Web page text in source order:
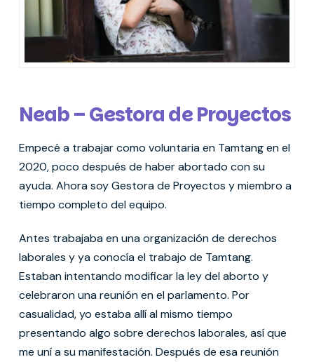
Neab – Gestora de Proyectos
Empecé a trabajar como voluntaria en Tamtang en el
2020, poco después de haber abortado con su
ayuda. Ahora soy Gestora de Proyectos y miembro a
tiempo completo del equipo.
Antes trabajaba en una organización de derechos
laborales y ya conocía el trabajo de Tamtang.
Estaban intentando modificar la ley del aborto y
celebraron una reunión en el parlamento. Por
casualidad, yo estaba allí al mismo tiempo
presentando algo sobre derechos laborales, así que
me uní a su manifestación. Después de esa reunión